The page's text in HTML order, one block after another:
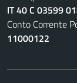
IT 40 C 03599
Conto Corrente
11000122